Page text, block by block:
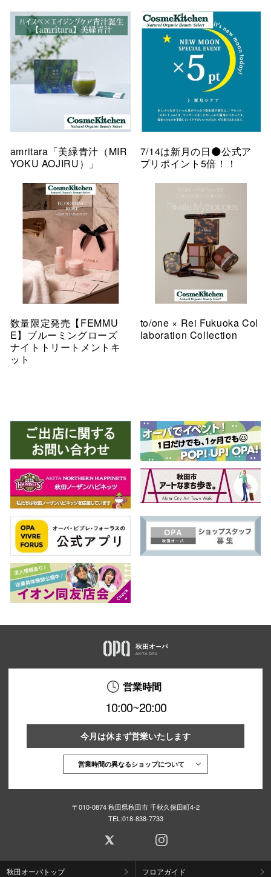
amritara「美緑青汁（MIR
YOKU AOJIRU）」
7/14は新月の日🌑公式ア
プリポイント5倍！！
数量限定発売【FEMMU
E】ブルーミングローズ
ナイトトリートメントキ
ット
to/one × Rei Fukuoka Col
laboration Collection
営業時間
10:00~20:00
今月は休まず営業いたします
営業時間の異なるショップについて
〒010-0874 秋田県秋田市 千秋久保田町4-2
TEL:018-838-7733
秋田オーパトップ フロアガイド